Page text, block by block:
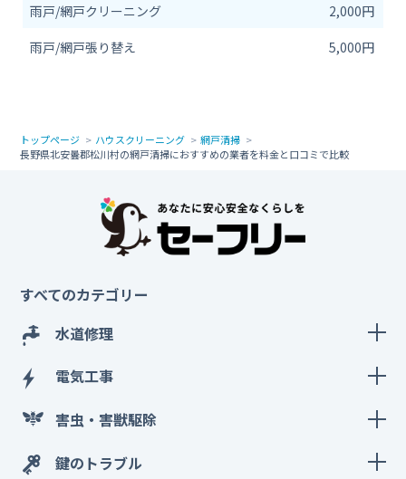
雨戸/網戸クリーニング
2,000円
雨戸/網戸張り替え
5,000円
トップページ ハウスクリーニング
網戸清掃
長野県北安曇郡松川村の網戸清掃におすすめの業者を料金と口コミで比較
すべてのカテゴリー
水道修理
電気工事
害虫・害獣駆除
鍵のトラブル